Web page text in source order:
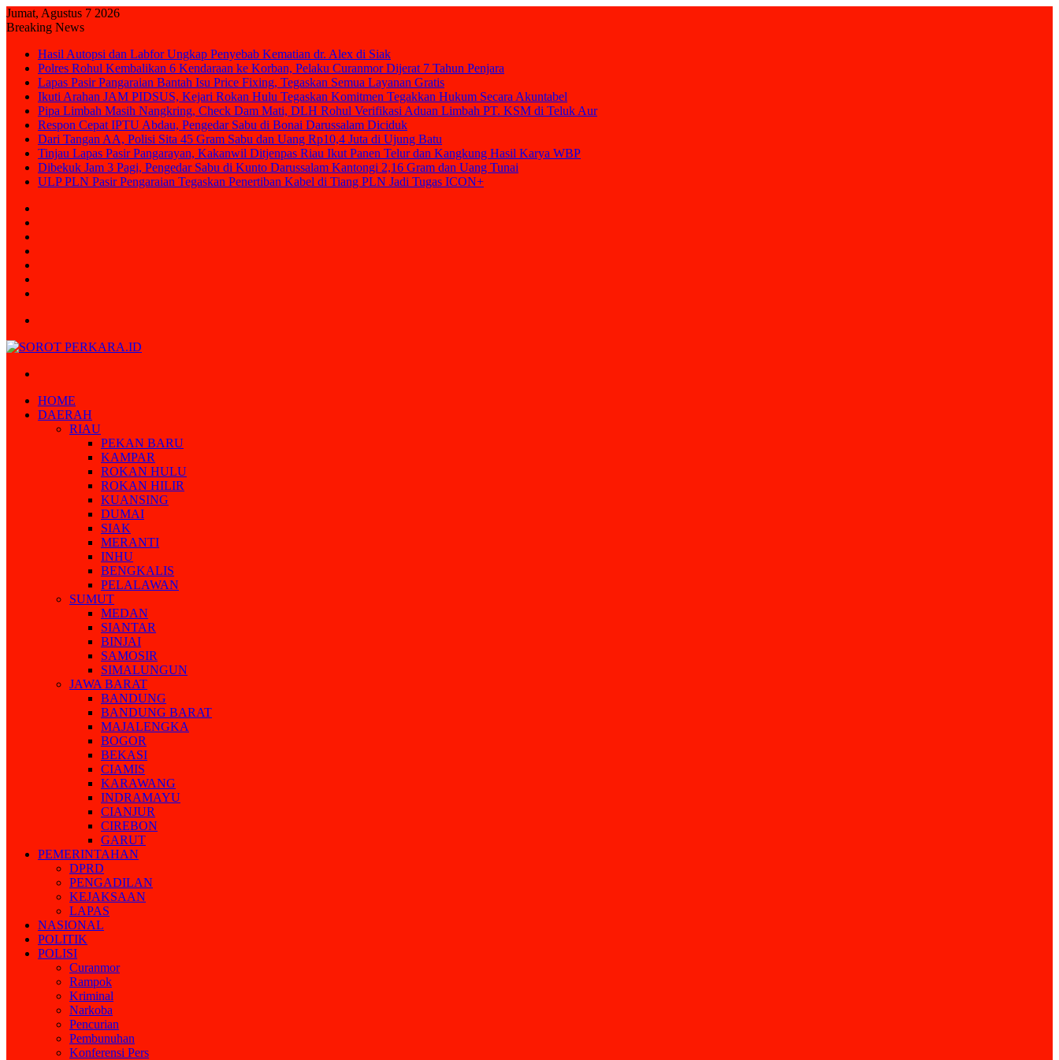
Jumat, Agustus 7 2026
Breaking News
Hasil Autopsi dan Labfor Ungkap Penyebab Kematian dr. Alex di Siak
Polres Rohul Kembalikan 6 Kendaraan ke Korban, Pelaku Curanmor Dijerat 7 Tahun Penjara
Lapas Pasir Pangaraian Bantah Isu Price Fixing, Tegaskan Semua Layanan Gratis
Ikuti Arahan JAM PIDSUS, Kejari Rokan Hulu Tegaskan Komitmen Tegakkan Hukum Secara Akuntabel
Pipa Limbah Masih Nangkring, Check Dam Mati, DLH Rohul Verifikasi Aduan Limbah PT. KSM di Teluk Aur
Respon Cepat IPTU Abdau, Pengedar Sabu di Bonai Darussalam Diciduk
Dari Tangan AA, Polisi Sita 45 Gram Sabu dan Uang Rp10,4 Juta di Ujung Batu
Tinjau Lapas Pasir Pangarayan, Kakanwil Ditjenpas Riau Ikut Panen Telur dan Kangkung Hasil Karya WBP
Dibekuk Jam 3 Pagi, Pengedar Sabu di Kunto Darussalam Kantongi 2,16 Gram dan Uang Tunai
ULP PLN Pasir Pengaraian Tegaskan Penertiban Kabel di Tiang PLN Jadi Tugas ICON+
HOME
DAERAH
RIAU
PEKAN BARU
KAMPAR
ROKAN HULU
ROKAN HILIR
KUANSING
DUMAI
SIAK
MERANTI
INHU
BENGKALIS
PELALAWAN
SUMUT
MEDAN
SIANTAR
BINJAI
SAMOSIR
SIMALUNGUN
JAWA BARAT
BANDUNG
BANDUNG BARAT
MAJALENGKA
BOGOR
BEKASI
CIAMIS
KARAWANG
INDRAMAYU
CIANJUR
CIREBON
GARUT
PEMERINTAHAN
DPRD
PENGADILAN
KEJAKSAAN
LAPAS
NASIONAL
POLITIK
POLISI
Curanmor
Rampok
Kriminal
Narkoba
Pencurian
Pembunuhan
Konferensi Pers